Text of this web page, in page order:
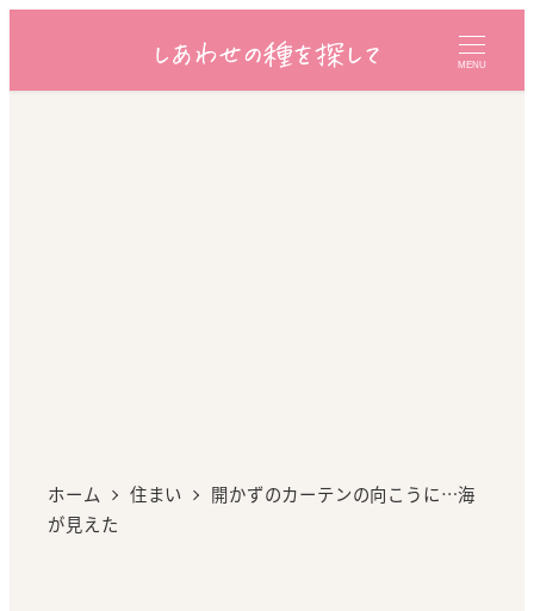
MENU
ホーム 住まい
開かずのカーテンの向こうに…海
が見えた